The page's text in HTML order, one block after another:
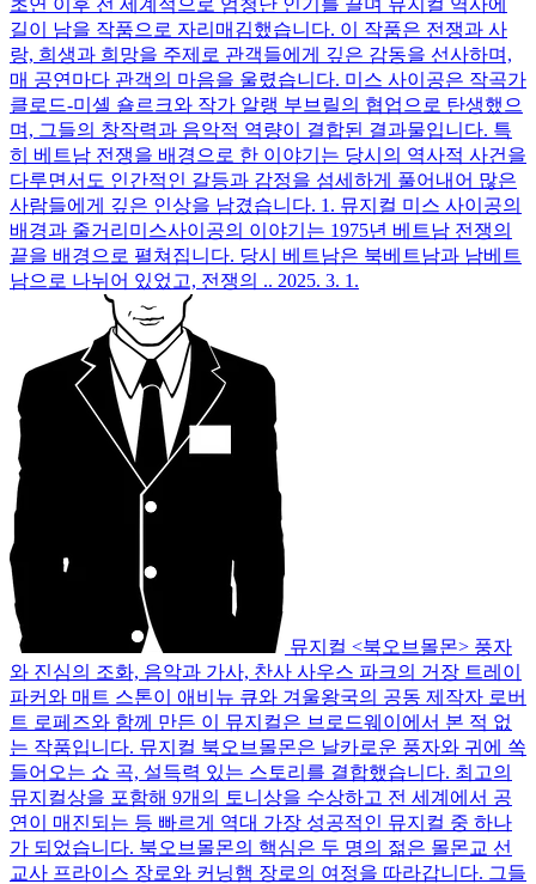
길이 남을 작품으로 자리매김했습니다. 이 작품은 전쟁과 사
랑, 희생과 희망을 주제로 관객들에게 깊은 감동을 선사하며,
매 공연마다 관객의 마음을 울렸습니다. 미스 사이공은 작곡가
클로드-미셸 숄르크와 작가 알랭 부브릴의 협업으로 탄생했으
며, 그들의 창작력과 음악적 역량이 결합된 결과물입니다. 특
히 베트남 전쟁을 배경으로 한 이야기는 당시의 역사적 사건을
다루면서도 인간적인 갈등과 감정을 섬세하게 풀어내어 많은
사람들에게 깊은 인상을 남겼습니다. 1. 뮤지컬 미스 사이공의
배경과 줄거리미스사이공의 이야기는 1975년 베트남 전쟁의
끝을 배경으로 펼쳐집니다. 당시 베트남은 북베트남과 남베트
남으로 나뉘어 있었고, 전쟁의 .. 2025. 3. 1.
뮤지컬 <북오브몰몬> 풍자
와 진심의 조화, 음악과 가사, 찬사 사우스 파크의 거장 트레이
파커와 매트 스톤이 애비뉴 큐와 겨울왕국의 공동 제작자 로버
트 로페즈와 함께 만든 이 뮤지컬은 브로드웨이에서 본 적 없
는 작품입니다. 뮤지컬 북오브몰몬은 날카로운 풍자와 귀에 쏙
들어오는 쇼 곡, 설득력 있는 스토리를 결합했습니다. 최고의
뮤지컬상을 포함해 9개의 토니상을 수상하고 전 세계에서 공
연이 매진되는 등 빠르게 역대 가장 성공적인 뮤지컬 중 하나
가 되었습니다. 북오브몰몬의 핵심은 두 명의 젊은 몰몬교 선
교사 프라이스 장로와 커닝햄 장로의 여정을 따라갑니다. 그들